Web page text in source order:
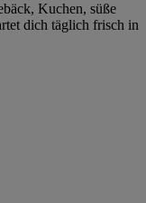
Kuchen, süße
dich täglich frisch in